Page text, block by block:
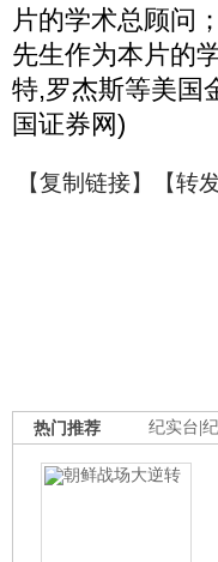
片的学术总顾问
先生作为本片的
特,罗杰斯等美国
国证券网)
【复制链接】【转
纪实台
热门推荐